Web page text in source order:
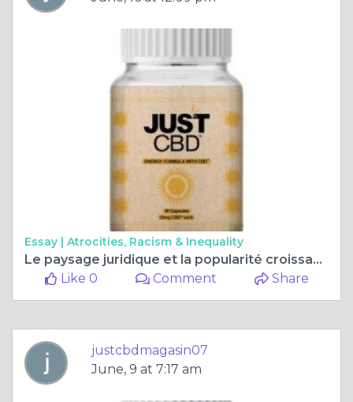
Essay | Atrocities, Racism & Inequality
Le paysage juridique et la popularité croissante de l'huile de cannabidiol (CBD) en France
Like 0
Comment Share
justcbdmagasin07
June, 9 at 7:17 am